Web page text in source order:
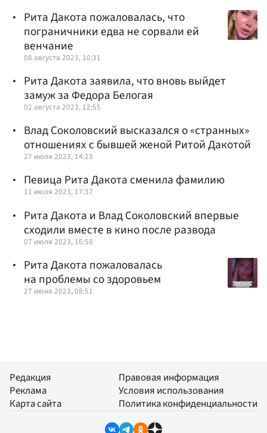
Рита Дакота пожаловалась, что
пограничники едва не сорвали ей
венчание
08 августа 2023, 10:31
Рита Дакота заявила, что вновь выйдет
замуж за Федора Белогая
02 августа 2023, 12:55
Влад Соколовский высказался о «странных»
отношениях с бывшей женой Ритой Дакотой
27 июля 2023, 14:23
Певица Рита Дакота сменила фамилию
11 июля 2023, 17:37
Рита Дакота и Влад Соколовский впервые
сходили вместе в кино после развода
07 июля 2023, 16:58
Рита Дакота пожаловалась
на проблемы со здоровьем
27 июня 2023, 08:51
Редакция
Реклама
Карта сайта
Правовая информация
Условия использования
Политика конфиденциальности